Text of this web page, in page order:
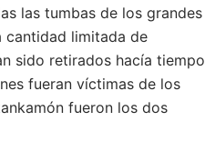
las tumbas de los grandes
cantidad limitada de
sido retirados hacía tiempo
fueran víctimas de los
fueron los dos